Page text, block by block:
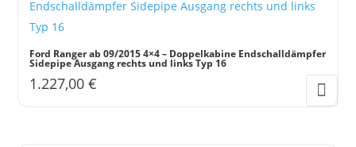
Ford Ranger ab 09/2015 4×4 – Doppelkabine Endschalldämpfer
Sidepipe Ausgang rechts und links Typ 16
1.227,00€